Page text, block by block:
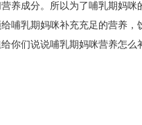
养成分。所以为了哺乳期妈咪
哺乳期妈咪补充充足的营养，
你们说说哺乳期妈咪营养怎么